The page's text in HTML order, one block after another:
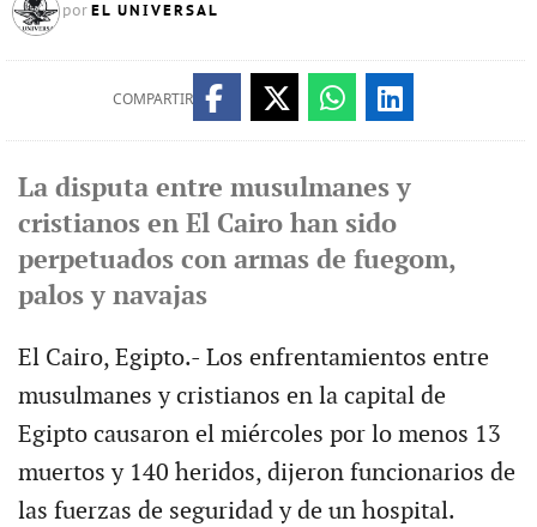
por EL UNIVERSAL
COMPARTIR
La disputa entre musulmanes y
cristianos en El Cairo han sido
perpetuados con armas de fuegom,
palos y navajas
El Cairo, Egipto.- Los enfrentamientos entre
musulmanes y cristianos en la capital de
Egipto causaron el miércoles por lo menos 13
muertos y 140 heridos, dijeron funcionarios de
las fuerzas de seguridad y de un hospital.